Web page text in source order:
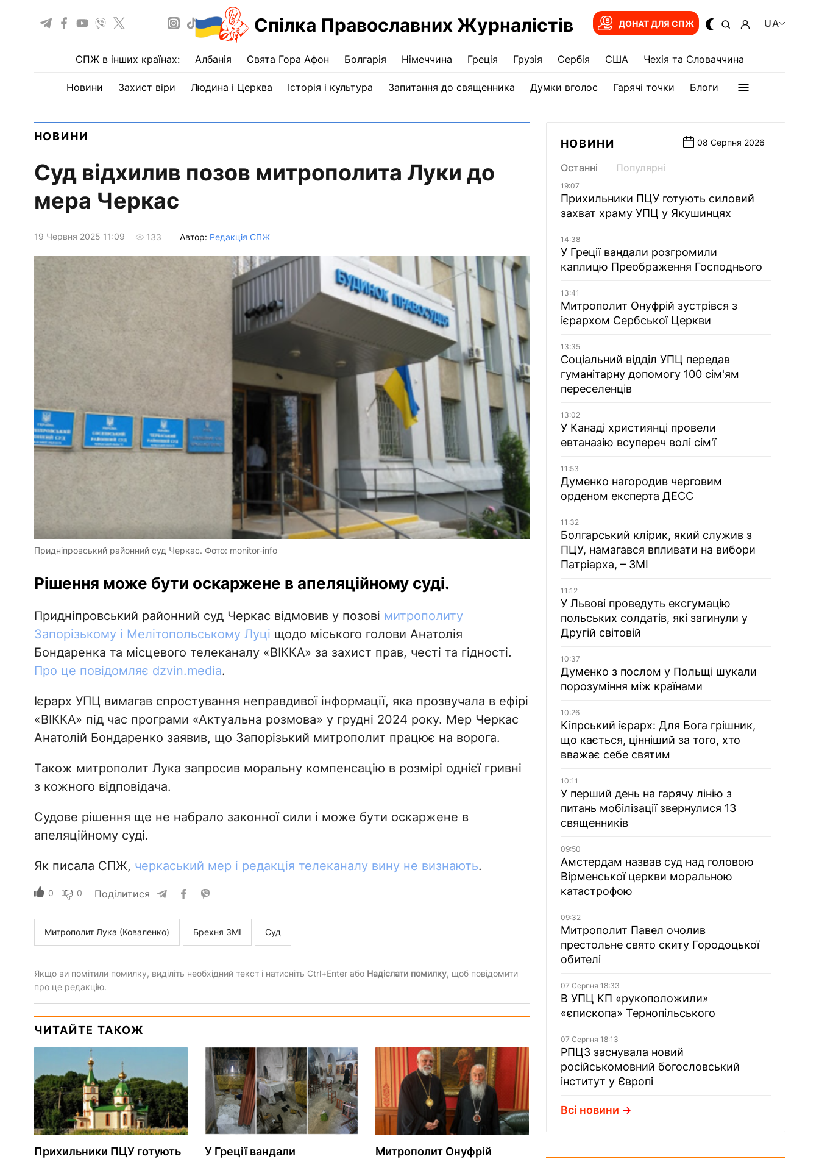
Спілка Православних Журналістів ДОНАТ ДЛЯ СПЖ UA
СПЖ в інших країнах: Албанія Свята Гора Афон Болгарія Німеччина Греція Грузія Сербія США Чехія та Словаччина
Новини Захист віри Людина і Церква Історія і культура Запитання до священника Думки вголос Гарячі точки Блоги
НОВИНИ
Суд відхилив позов митрополита Луки до
мера Черкас
19 Червня 2025 11:09 133 Автор: Редакція СПЖ
Придніпровський районний суд Черкас. Фото: monitor-info
Рішення може бути оскаржене в апеляційному суді.
Придніпровський районний суд Черкас відмовив у позові митрополиту
Запорізькому і Мелітопольському Луці щодо міського голови Анатолія
Бондаренка та місцевого телеканалу «ВІККА» за захист прав, честі та гідності.
Про це повідомляє dzvin.media.
Ієрарх УПЦ вимагав спростування неправдивої інформації, яка прозвучала в ефірі
«ВІККА» під час програми «Актуальна розмова» у грудні 2024 року. Мер Черкас
Анатолій Бондаренко заявив, що Запорізький митрополит працює на ворога.
Також митрополит Лука запросив моральну компенсацію в розмірі однієї гривні
з кожного відповідача.
Судове рішення ще не набрало законної сили і може бути оскаржене в
апеляційному суді.
Як писала СПЖ, черкаський мер і редакція телеканалу вину не визнають.
0 0 Поділитися
Митрополит Лука (Коваленко) Брехня ЗМІ Суд
Якщо ви помітили помилку, виділіть необхідний текст і натисніть Ctrl+Enter або Надіслати помилку, щоб повідомити
про це редакцію.
ЧИТАЙТЕ ТАКОЖ
Прихильники ПЦУ готують
У Греції вандали
Митрополит Онуфрій
НОВИНИ 08 Серпня 2026
Останні Популярні
19:07
Прихильники ПЦУ готують силовий
захват храму УПЦ у Якушинцях
14:38
У Греції вандали розгромили
каплицю Преображення Господнього
13:41
Митрополит Онуфрій зустрівся з
ієрархом Сербської Церкви
13:35
Соціальний відділ УПЦ передав
гуманітарну допомогу 100 сім'ям
переселенців
13:02
У Канаді християнці провели
евтаназію всупереч волі сім'ї
11:53
Думенко нагородив черговим
орденом експерта ДЕСС
11:32
Болгарський клірик, який служив з
ПЦУ, намагався впливати на вибори
Патріарха, – ЗМІ
11:12
У Львові проведуть ексгумацію
польських солдатів, які загинули у
Другій світовій
10:37
Думенко з послом у Польщі шукали
порозуміння між країнами
10:26
Кіпрський ієрарх: Для Бога грішник,
що кається, цінніший за того, хто
вважає себе святим
10:11
У перший день на гарячу лінію з
питань мобілізації звернулися 13
священників
09:50
Амстердам назвав суд над головою
Вірменської церкви моральною
катастрофою
09:32
Митрополит Павел очолив
престольне свято скиту Городоцької
обителі
07 Серпня 18:33
В УПЦ КП «рукоположили»
«єпископа» Тернопільського
07 Серпня 18:13
РПЦЗ заснувала новий
російськомовний богословський
інститут у Європі
Всі новини